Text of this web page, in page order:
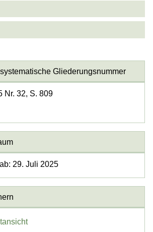
Gliederungsnummer
Nr. 32, S. 809
29. Juli 2025